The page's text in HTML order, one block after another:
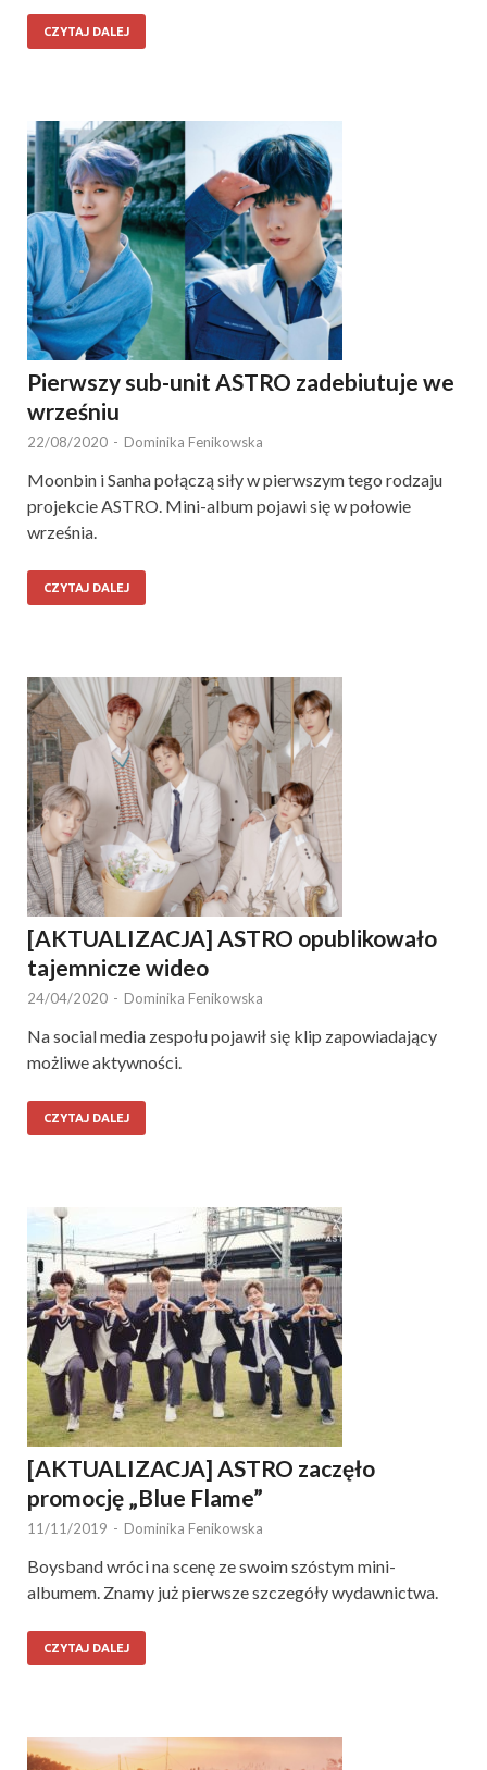
CZYTAJ DALEJ
Pierwszy sub-unit ASTRO zadebiutuje we
wrześniu
22/08/2020 - Dominika Fenikowska
Moonbin i Sanha połączą siły w pierwszym tego rodzaju
projekcie ASTRO. Mini-album pojawi się w połowie
września.
CZYTAJ DALEJ
[AKTUALIZACJA] ASTRO opublikowało
tajemnicze wideo
24/04/2020 - Dominika Fenikowska
Na social media zespołu pojawił się klip zapowiadający
możliwe aktywności.
CZYTAJ DALEJ
[AKTUALIZACJA] ASTRO zaczęło
promocję „Blue Flame”
11/11/2019 - Dominika Fenikowska
Boysband wróci na scenę ze swoim szóstym mini-
albumem. Znamy już pierwsze szczegóły wydawnictwa.
CZYTAJ DALEJ